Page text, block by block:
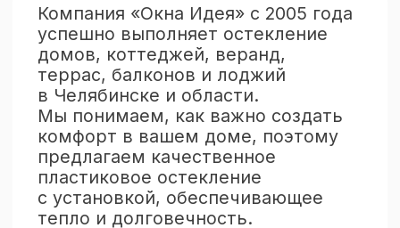
О компании
О нас
Остекление балконов и лоджий
Отделка балконов и лоджий
Проекты
Частые вопросы
Блог
Отзывы